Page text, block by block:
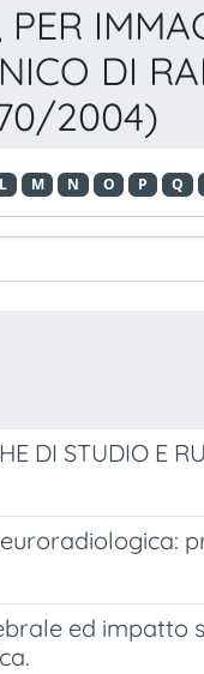
DI
2004)
L M N O P Q
DI STUDIO E
ed impatto